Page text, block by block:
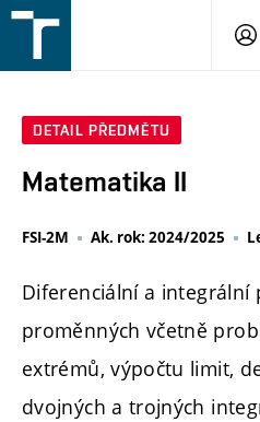
v
DETAIL PŘEDMĚTU
Matematika II
FSI-2M Ak. rok: 2024/2025
Diferenciální a integrální
proměnných včetně
extrémů, výpočtu limit,
dvojných a trojných